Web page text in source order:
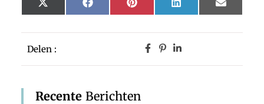
Delen :
Recente Berichten
X
(Twitter)
FacebookPinterestLinkedInEmail